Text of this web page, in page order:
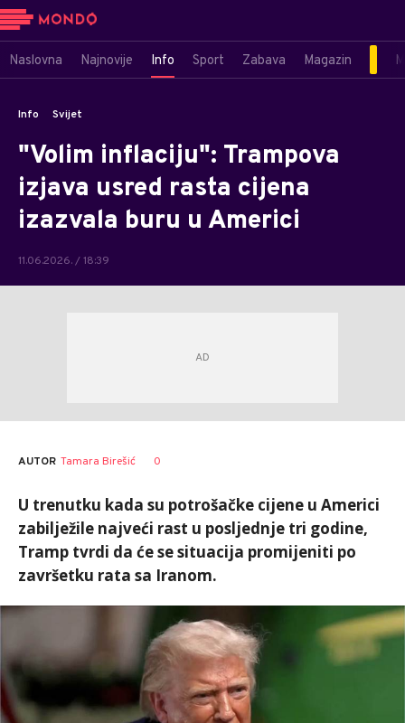
Naslovna Najnovije Info Sport Zabava Magazin
Info Svijet
"Volim inflaciju": Trampova
izjava usred rasta cijena
izazvala buru u Americi
11.06.2026. / 18:39
AUTOR Tamara Birešić 0
U trenutku kada su potrošačke cijene u Americi
zabilježile najveći rast u posljednje tri godine,
Tramp tvrdi da će se situacija promijeniti po
završetku rata sa Iranom.